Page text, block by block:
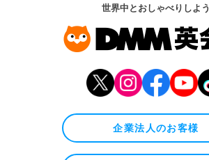
世界中とおしゃべりしよう
企業法人のお客様